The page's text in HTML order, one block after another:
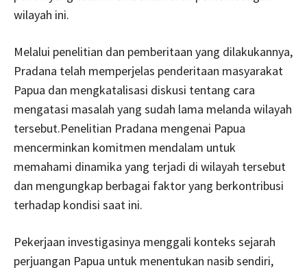
wilayah ini.
Melalui penelitian dan pemberitaan yang dilakukannya,
Pradana telah memperjelas penderitaan masyarakat
Papua dan mengkatalisasi diskusi tentang cara
mengatasi masalah yang sudah lama melanda wilayah
tersebut.Penelitian Pradana mengenai Papua
mencerminkan komitmen mendalam untuk
memahami dinamika yang terjadi di wilayah tersebut
dan mengungkap berbagai faktor yang berkontribusi
terhadap kondisi saat ini.
Pekerjaan investigasinya menggali konteks sejarah
perjuangan Papua untuk menentukan nasib sendiri,